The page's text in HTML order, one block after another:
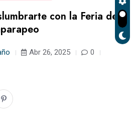
con la Feria de la
Abr 26, 2025
0